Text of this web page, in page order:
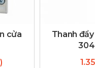
cửa
Thanh